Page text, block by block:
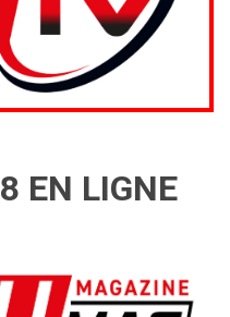
EN LIGNE